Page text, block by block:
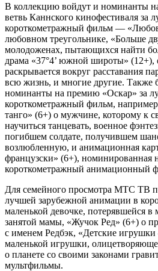
В коллекцию войдут и номинанты
ветвь Каннского кинофестиваля за
короткометражный фильм —
любовном треугольнике, «Больше
молодоженах, пытающихся найти
драма «37°4’ южной широты» (12+),
раскрывается вокруг расставания
всю жизнь, и многие другие. Также
номинанты на премию «Оскар» за
короткометражный фильм,
танго» (6+) о мужчине, которому к
научиться танцевать, военное
погибшем солдате, получившем
возлюбленную, и анимационная
французски» (6+), номинированная
короткометражный анимационный
Для семейного просмотра МТС ТВ
лучшей зарубежной анимации в
маленькой девочке, потерявшейся в
занятой мамы, «Жучок Ред» (6+) о
с именем Редбэк, «Детские игрушки
маленькой игрушки,
о планете со своими законами
мультфильмы.